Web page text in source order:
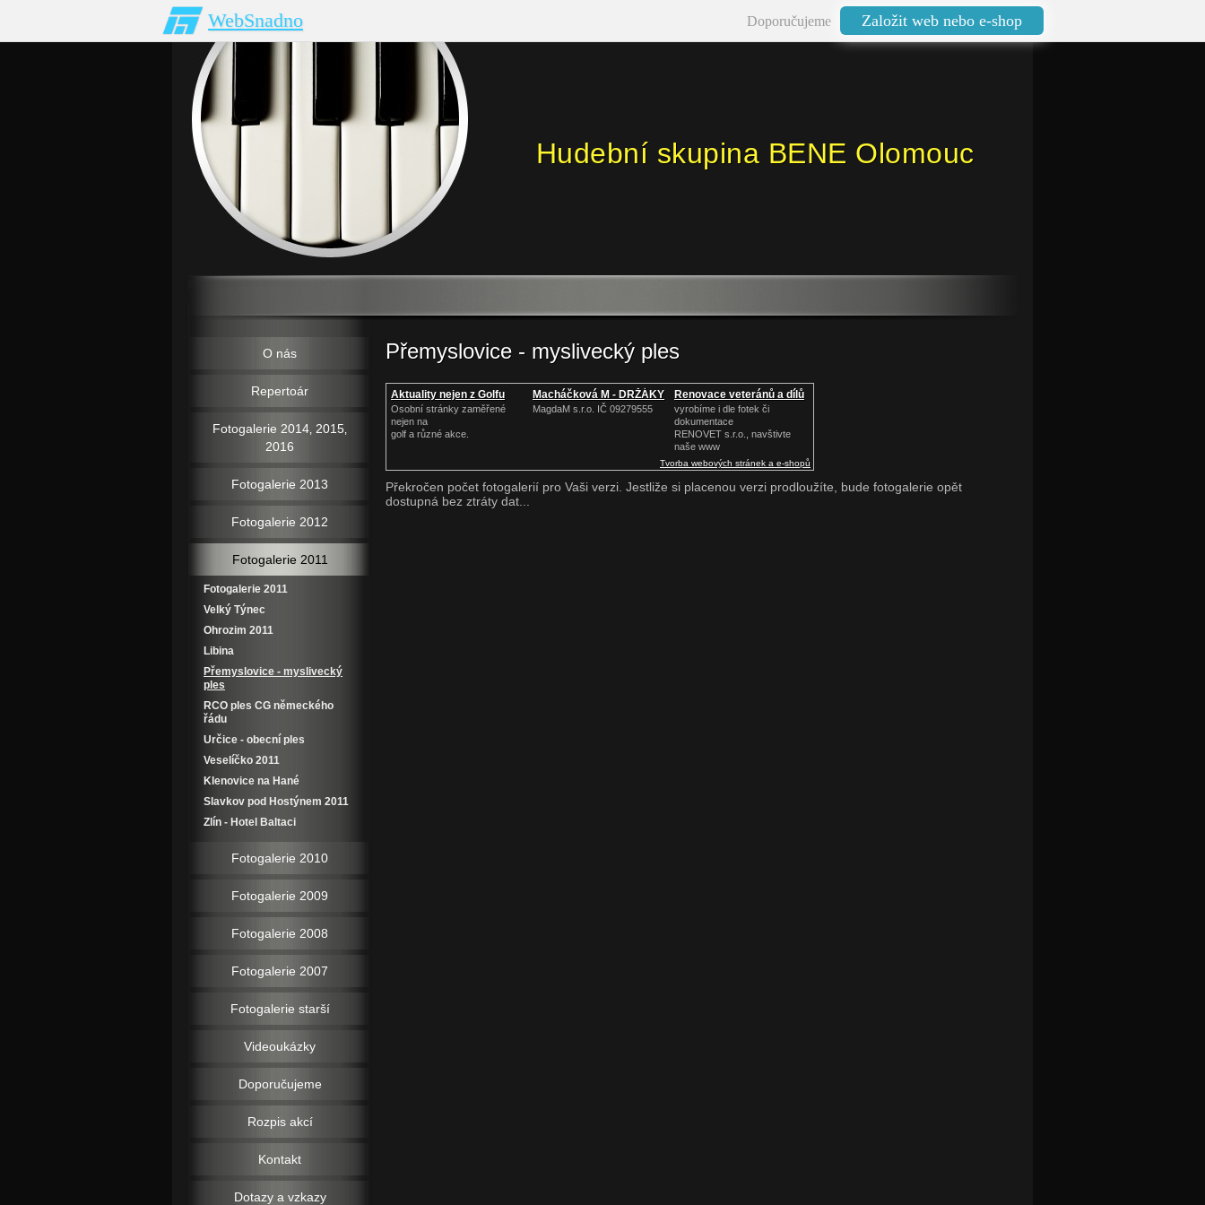
WebSnadno Doporučujeme Založit web nebo e-shop
Hudební skupina BENE Olomouc
Přemyslovice - myslivecký ples
Aktuality nejen z Golfu
Osobní stránky zaměřené
nejen na
golf a různé akce.
Macháčková M - DRŽÁKY
MagdaM s.r.o. IČ 09279555
Renovace veteránů a dílů
vyrobíme i dle fotek či
dokumentace
RENOVET s.r.o., navštivte
naše www
Tvorba webových stránek a e-shopů
Překročen počet fotogalerií pro Vaši verzi. Jestliže si placenou verzi prodloužíte, bude fotogalerie opět
dostupná bez ztráty dat...
O nás
Repertoár
Fotogalerie 2014‚ 2015‚
2016
Fotogalerie 2013
Fotogalerie 2012
Fotogalerie 2011
Fotogalerie 2011
Velký Týnec
Ohrozim 2011
Libina
Přemyslovice - myslivecký
ples
RCO ples CG německého
řádu
Určice - obecní ples
Veselíčko 2011
Klenovice na Hané
Slavkov pod Hostýnem 2011
Zlín - Hotel Baltaci
Fotogalerie 2010
Fotogalerie 2009
Fotogalerie 2008
Fotogalerie 2007
Fotogalerie starší
Videoukázky
Doporučujeme
Rozpis akcí
Kontakt
Dotazy a vzkazy